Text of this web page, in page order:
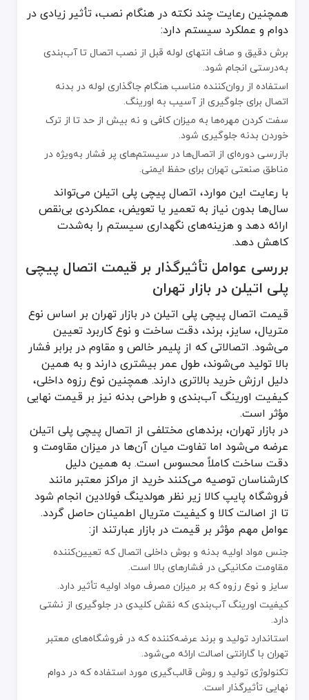
همچنین رعایت چند نکته در هنگام نصب، تأثیر زیادی در
دوام و عملکرد سیستم دارد:
برش دقیق و صاف انتهای لوله قبل از نصب اتصال تا آب‌بندی
به‌درستی انجام شود.
استفاده از روان‌کننده مناسب هنگام جاگذاری لوله در بدنه
اتصال برای جلوگیری از آسیب به اورینگ.
سفت کردن مهره‌ها به میزان کافی و نه بیش از حد تا از ترک
خوردن بدنه جلوگیری شود.
بازرسی دوره‌ای از اتصال‌ها در سیستم‌های پر فشار به‌ویژه در
مناطق صنعتی تهران برای حفظ ایمنی.
با رعایت این موارد، اتصال پیچی پلی اتیلن می‌تواند
سال‌ها بدون نیاز به تعمیر یا تعویض، عملکردی بی‌نقص
ارائه دهد و هزینه‌های نگهداری سیستم را به‌شدت
کاهش دهد.
بررسی عوامل تأثیرگذار بر قیمت اتصال پیچی
پلی اتیلن در بازار تهران
قیمت اتصال پیچی پلی اتیلن در بازار تهران بر اساس نوع
متریال، سایز، برند، دقت ساخت و نوع کاربرد تعیین
می‌شود. اتصالاتی که از پلیمر خالص و مقاوم در برابر فشار
بالا تولید می‌شوند، طول عمر بیشتری دارند و به همین
دلیل ارزش خرید بالاتری دارند. همچنین نوع رزوه داخلی،
کیفیت اورینگ آب‌بندی و طراحی بدنه نیز بر قیمت نهایی
مؤثر است.
در بازار تهران، برندهای مختلفی از اتصال پیچی پلی اتیلن
عرضه می‌شود اما تفاوت میان آن‌ها در میزان مقاومت و
دقت ساخت کاملاً محسوس است. به همین دلیل
کارشناسان توصیه می‌کنند خرید از مراکز معتبر مانند
فروشگاه پایپ کالا زیر نظر هولدینگ فولادین انجام شود
تا از اصالت کالا و کیفیت متریال اطمینان حاصل گردد.
عوامل مهم مؤثر بر قیمت در بازار عبارتند از:
جنس مواد اولیه بدنه و بوش داخلی اتصال که تعیین‌کننده
مقاومت مکانیکی در فشارهای بالا است.
سایز و نوع رزوه که بر میزان مصرف مواد اولیه تأثیر دارد.
کیفیت اورینگ آب‌بندی که نقش کلیدی در جلوگیری از نشتی
دارد.
استاندارد تولید و برند عرضه‌کننده که در فروشگاه‌های معتبر
تهران با گارانتی اصالت ارائه می‌شود.
تکنولوژی تولید و روش قالب‌گیری مورد استفاده که در دوام
نهایی تأثیرگذار است.